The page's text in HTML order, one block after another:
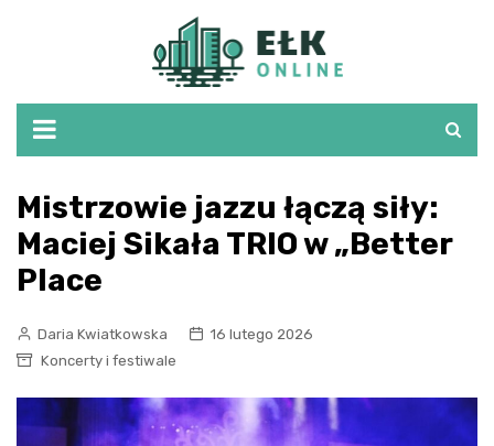
Mistrzowie jazzu łączą siły:
Maciej Sikała TRIO w „Better
Place
Daria Kwiatkowska
16 lutego 2026
Koncerty i festiwale